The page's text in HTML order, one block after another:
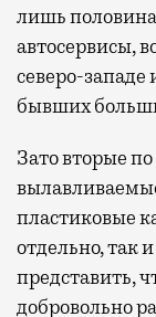
лишь
автосервисы,
северо-западе
бывших
Зато вторые
пластиковые
отдельно, так
представить,
добровольно